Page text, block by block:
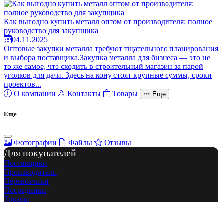
Как выгодно купить металл оптом от производителя: полное
руководство для закупщика
04.11.2025
Оптовые закупки металла требуют тщательного планирования
и выбора поставщика.Закупка металла для бизнеса — это не
то же самое, что сходить в строительный магазин за парой
уголков для дачи. Здесь на кону стоят крупные суммы, сроки
проектов...
О компании
Контакты Товары Еще
Еще
Фотографии Файлы Отзывы
Для покупателей
Поставщики
Производители
Перевозчики
Посредники
Товары